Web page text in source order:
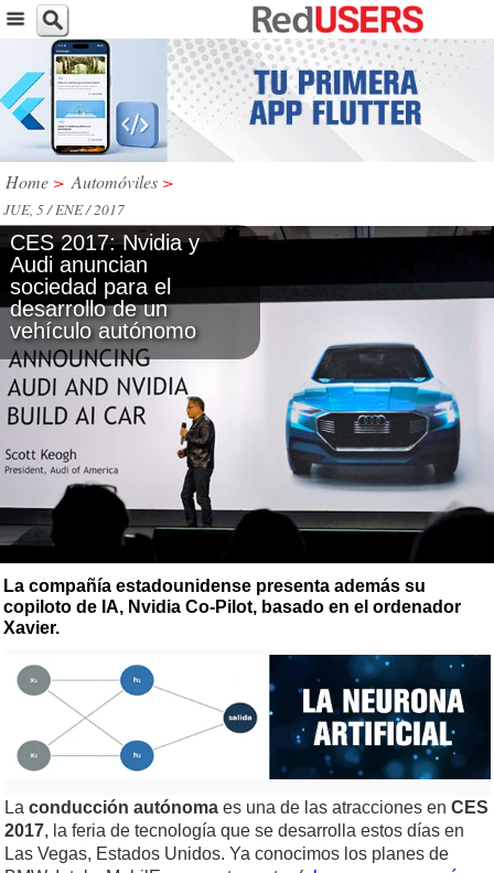
Home > Automóviles >
JUE, 5 / ENE / 2017
CES 2017: Nvidia y
Audi anuncian
sociedad para el
desarrollo de un
vehículo autónomo
La compañía estadounidense presenta además su
copiloto de IA, Nvidia Co-Pilot, basado en el ordenador
Xavier.
La conducción autónoma es una de las atracciones en CES
2017, la feria de tecnología que se desarrolla estos días en
Las Vegas, Estados Unidos. Ya conocimos los planes de